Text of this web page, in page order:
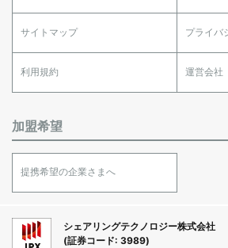
サイトマップ プライバ
利用規約 運営会社
加盟希望
提携希望の企業さまへ
シェアリングテクノロジー株式会社
(証券コード: 3989)